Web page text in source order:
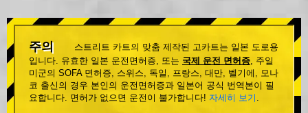
주의
스트리트 카트의 맞춤 제작된 고카트는 일본 도로용
입니다. 유효한 일본 운전면허증, 또는 국제 운전 면허증, 주일
미군의 SOFA 면허증, 스위스, 독일, 프랑스, 대만, 벨기에, 모나
코 출신의 경우 본인의 운전면허증과 일본어 공식 번역본이 필
요합니다. 면허가 없으면 운전이 불가합니다! 자세히 보기 .